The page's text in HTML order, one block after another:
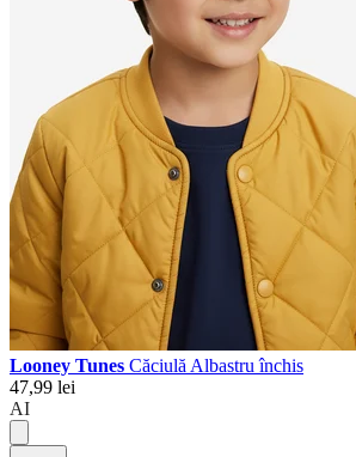
Looney Tunes Căciulă Albastru închis
47,99 lei
AI